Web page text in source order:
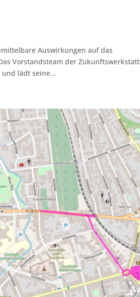
Auswirkungen auf das
Vorstandsteam der Zukunftswerkstatt
lädt seine...